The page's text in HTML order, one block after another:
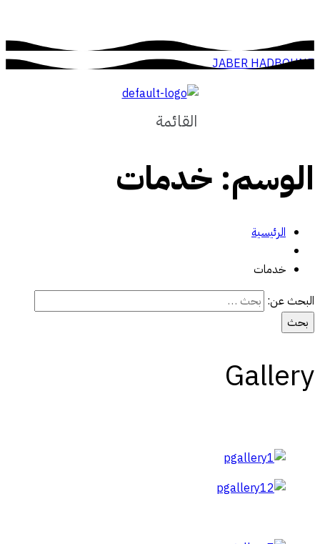
JABER HADBOUNE
القائمة
الوسم: خدمات
الرئيسية
خدمات
البحث عن:
Gallery